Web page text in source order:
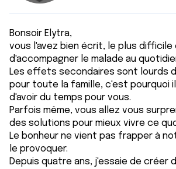
Bonsoir Elytra,
vous l'avez bien écrit, le plus difficile
d'accompagner le malade au
Les effets secondaires sont lourds
pour toute la famille, c'est pourquoi
d'avoir du temps pour vous.
Parfois même, vous allez vous
des solutions pour mieux vivre ce
Le bonheur ne vient pas frapper à
le provoquer.
Depuis quatre ans, j'essaie de créer